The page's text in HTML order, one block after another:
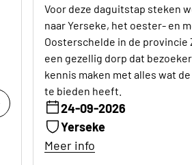
Voor deze daguitstap steken
naar Yerseke, het oester- en
Oosterschelde in de provincie
een gezellig dorp dat
kennis maken met alles wat
te bieden heeft.
24-09-2026
Yerseke
Meer info